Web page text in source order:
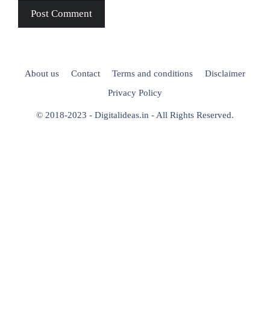
About us Contact Terms and conditions
Disclaimer
Privacy Policy
© 2018-2023 - Digitalideas.in - All Rights Reserved.